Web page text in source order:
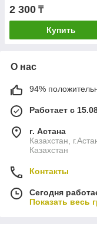
2 300 ₸
Купить
О нас
94%
Работает с
г. Астана
Казахстан,
Казахстан
Контакты
Сегодня
Показать весь